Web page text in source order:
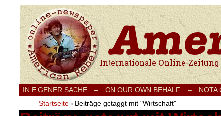
Internationale Onlinezeitung für Frieden,
IN EIGENER SACHE – ON OUR OWN BEHALF –
NOTA
Startseite › Beiträge getaggt mit "Wirtschaft"